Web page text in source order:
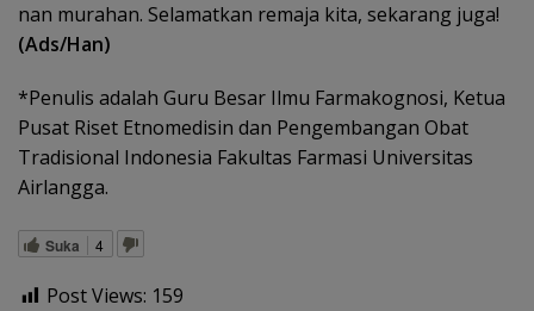
nan murahan. Selamatkan remaja kita, sekarang juga!
(Ads/Han)
*Penulis adalah Guru Besar Ilmu Farmakognosi, Ketua
Pusat Riset Etnomedisin dan Pengembangan Obat
Tradisional Indonesia Fakultas Farmasi Universitas
Airlangga.
Suka 4
Post Views: 159